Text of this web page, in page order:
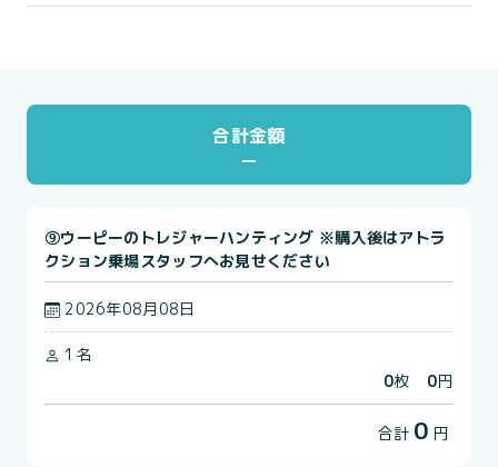
合計金額
⑨ウーピーのトレジャーハンティング ※購入後はアトラ
クション乗場スタッフへお見せください
2026年08月08日
1名
0枚 0円
合計 0 円